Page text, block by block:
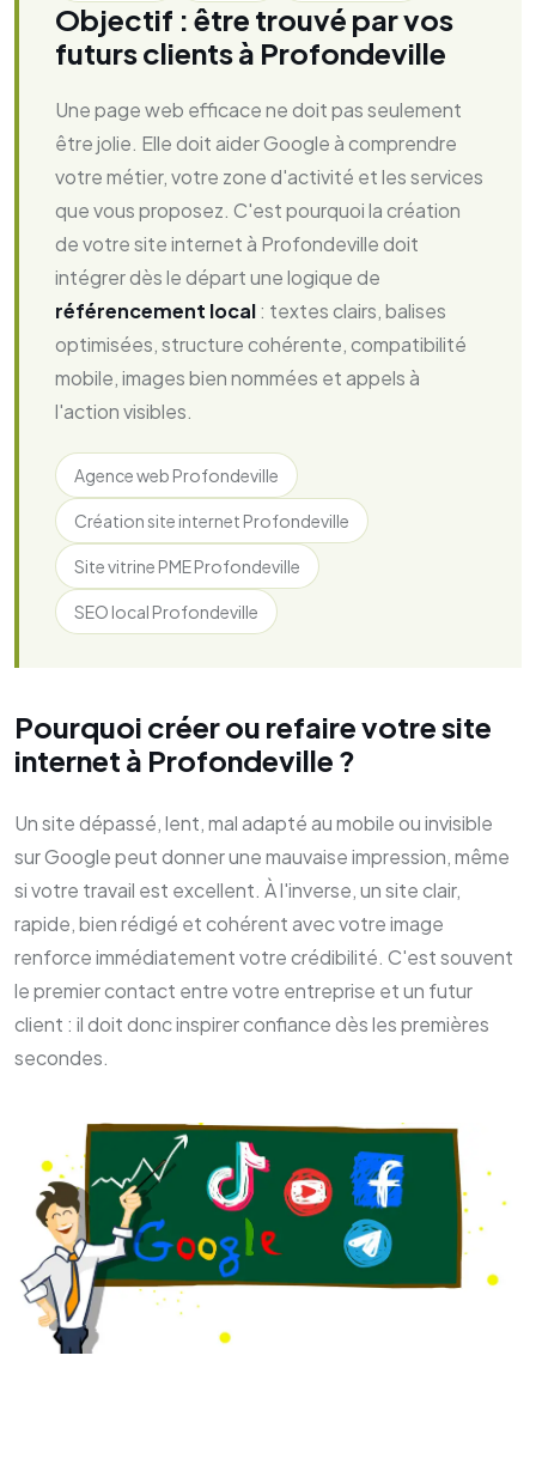
Objectif : être trouvé par vos
futurs clients à Profondeville
Une page web efficace ne doit pas seulement
être jolie. Elle doit aider Google à comprendre
votre métier, votre zone d'activité et les services
que vous proposez. C'est pourquoi la création
de votre site internet à Profondeville doit
intégrer dès le départ une logique de
référencement local: textes clairs, balises
optimisées, structure cohérente, compatibilité
mobile, images bien nommées et appels à
l'action visibles.
Agence web Profondeville
Création site internet Profondeville
Site vitrine PME Profondeville
SEO local Profondeville
Pourquoi créer ou refaire votre site
internet à Profondeville ?
Un site dépassé, lent, mal adapté au mobile ou invisible
sur Google peut donner une mauvaise impression, même
si votre travail est excellent. À l'inverse, un site clair,
rapide, bien rédigé et cohérent avec votre image
renforce immédiatement votre crédibilité. C'est souvent
le premier contact entre votre entreprise et un futur
client : il doit donc inspirer confiance dès les premières
secondes.